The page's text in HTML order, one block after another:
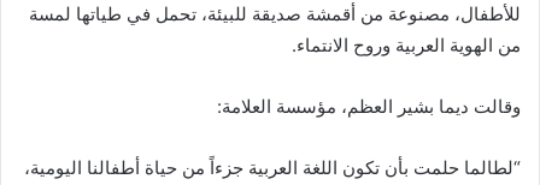
للأطفال، مصنوعة من أقمشة صديقة للبيئة، تحمل في طياتها لمسة
من الهوية العربية وروح الانتماء.
وقالت ديما بشير العظم، مؤسسة العلامة:
“لطالما حلمت بأن تكون اللغة العربية جزءاً من حياة أطفالنا اليومية،